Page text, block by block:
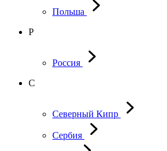
Польша
Р
Россия
С
Северный Кипр
Сербия